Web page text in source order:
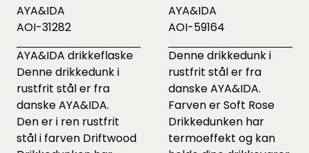
AYA&IDA
AOI-31282
AYA&IDA drikkeflaske
Denne drikkedunk i
rustfrit stål er fra
danske AYA&IDA.
Den er i ren rustfrit
stål i farven Driftwood
AYA&IDA
AOI-59164
Denne drikkedunk i
rustfrit stål er fra
danske AYA&IDA.
Farven er Soft Rose
Drikkedunken har
termoeffekt og kan